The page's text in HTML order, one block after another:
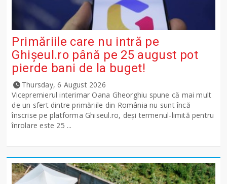
Primăriile care nu intră pe
Ghişeul.ro până pe 25 august pot
pierde bani de la buget!
Thursday, 6 August 2026
Vicepremierul interimar Oana Gheorghiu spune că mai mult
de un sfert dintre primăriile din România nu sunt încă
înscrise pe platforma Ghiseul.ro, deși termenul-limită pentru
înrolare este 25 ...